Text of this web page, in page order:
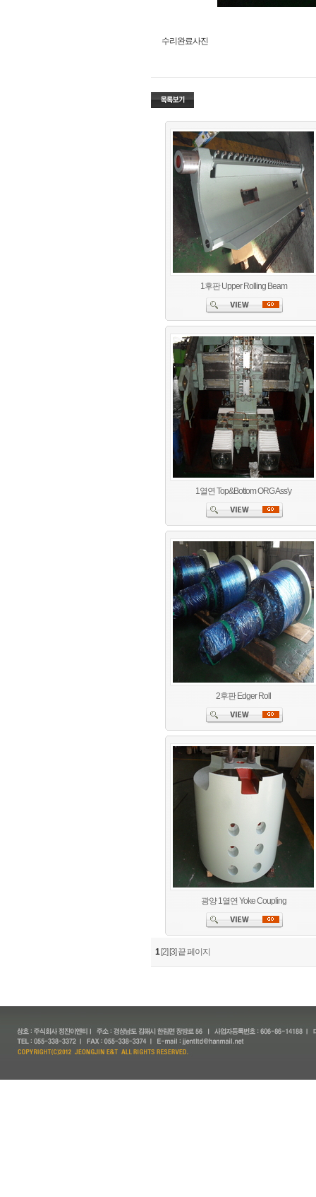
수리완료사진
1후판 Upper Rolling Beam
1열연 Top&Bottom ORG Ass'y
2후판 Edger Roll
광양 1열연 Yoke Coupling
1 [2] [3] 끝 페이지